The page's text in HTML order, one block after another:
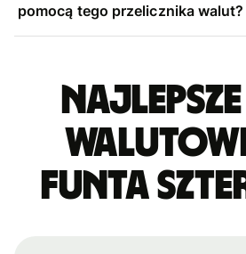
pomocą tego przelicznika walut?
funta